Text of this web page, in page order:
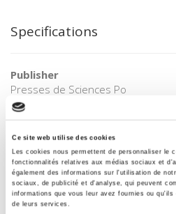
Ce site web utilise des cookies
Les cookies nous permettent de personnaliser le
fonctionnalités relatives aux médias sociaux et
également des informations sur l'utilisation de
sociaux, de publicité et d'analyse, qui peuvent
informations que vous leur avez fournies ou
de leurs services.
Specifications
Publisher
Presses de Sciences Po
Author
Marie-Christine Kessler
Collection
Académique
Language
French